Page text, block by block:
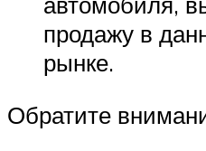
продажу в
рынке.
Обратите